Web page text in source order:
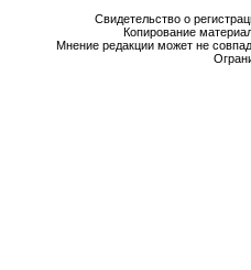
Свидетельство о
Копирование
Мнение редакции может не